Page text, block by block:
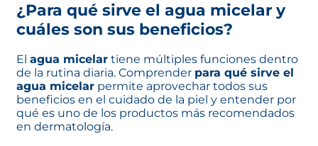
¿Para qué sirve el agua micelar y
cuáles son sus beneficios?
El agua micelar tiene múltiples funciones dentro
de la rutina diaria. Comprender para qué sirve el
agua micelar permite aprovechar todos sus
beneficios en el cuidado de la piel y entender por
qué es uno de los productos más recomendados
en dermatología.